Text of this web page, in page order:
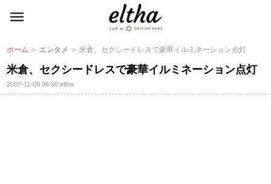
ホーム ＞ エンタメ ＞ 米倉、セクシードレスで豪華イルミネーション点灯
米倉、セクシードレスで豪華イルミネーション点灯
2007-11-09 06:00eltha